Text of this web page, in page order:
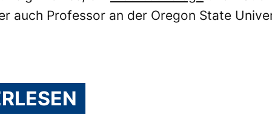
auch Professor an der Oregon State